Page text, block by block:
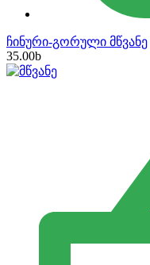
ჩინური-გორული მწვანე
35.00b